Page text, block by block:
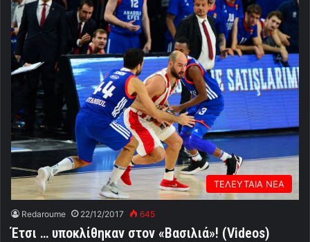
ΤΕΛΕΥΤΑΙΑ ΝΕΑ
Redaroume 22/12/2017 645
Έτσι … υποκλίθηκαν στον «Βασιλιά»! (Videos)